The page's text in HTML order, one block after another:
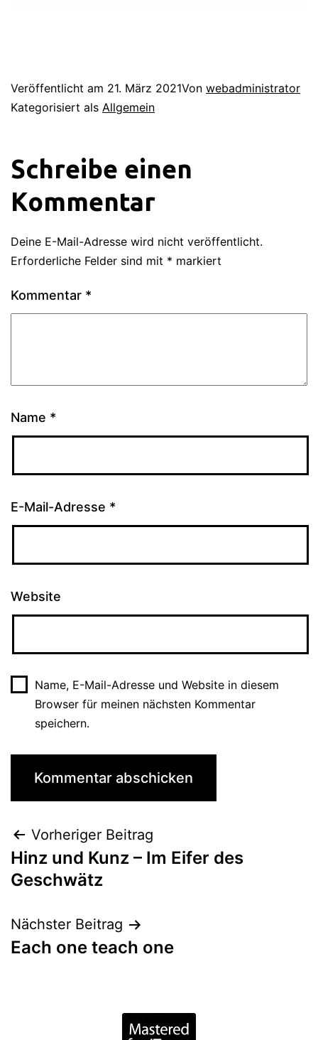
Veröffentlicht am 21. März 2021Von webadministrator
Kategorisiert als Allgemein
Schreibe einen
Kommentar
Deine E-Mail-Adresse wird nicht veröffentlicht.
Erforderliche Felder sind mit * markiert
Kommentar *
Name *
E-Mail-Adresse *
Website
Name, E-Mail-Adresse und Website in diesem
Browser für meinen nächsten Kommentar
speichern.
Vorheriger Beitrag
Hinz und Kunz – Im Eifer des
Geschwätz
Nächster Beitrag
Each one teach one